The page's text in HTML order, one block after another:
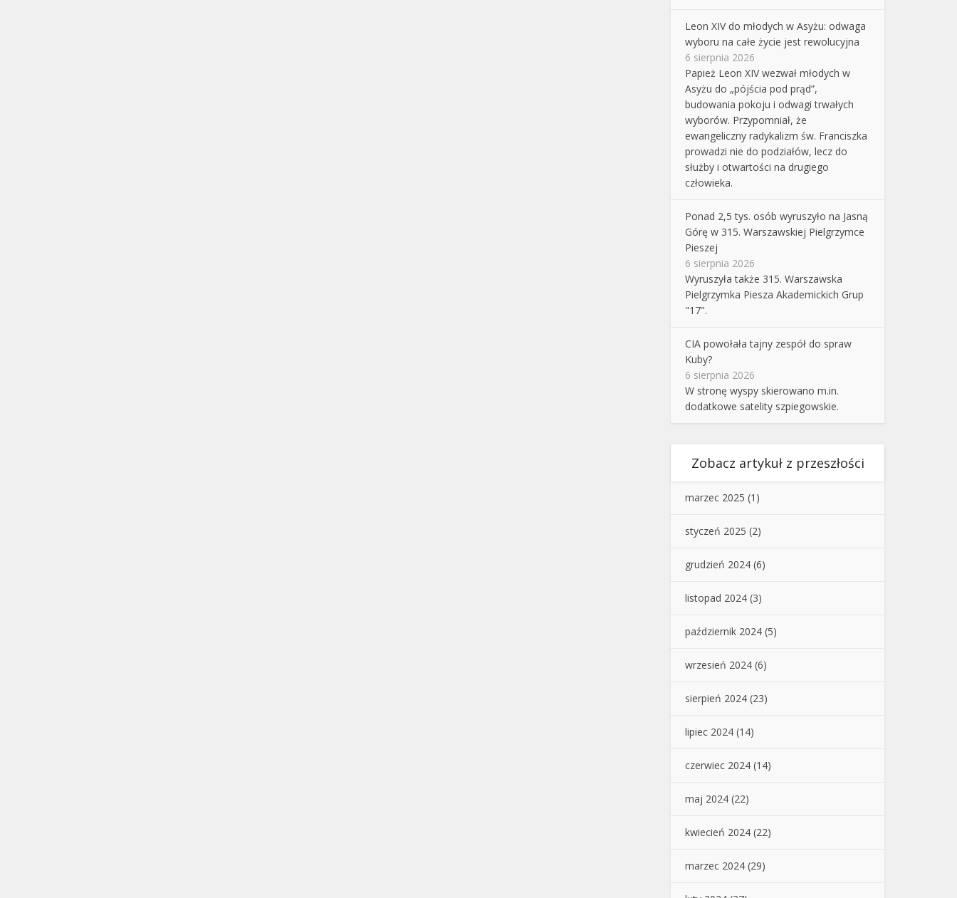
Leon XIV do młodych w Asyżu: odwaga
wyboru na całe życie jest rewolucyjna
6 sierpnia 2026
Papież Leon XIV wezwał młodych w
Asyżu do „pójścia pod prąd”,
budowania pokoju i odwagi trwałych
wyborów. Przypomniał, że
ewangeliczny radykalizm św. Franciszka
prowadzi nie do podziałów, lecz do
służby i otwartości na drugiego
człowieka.
Ponad 2,5 tys. osób wyruszyło na Jasną
Górę w 315. Warszawskiej Pielgrzymce
Pieszej
6 sierpnia 2026
Wyruszyła także 315. Warszawska
Pielgrzymka Piesza Akademickich Grup
"17".
CIA powołała tajny zespół do spraw
Kuby?
6 sierpnia 2026
W stronę wyspy skierowano m.in.
dodatkowe satelity szpiegowskie.
Zobacz artykuł z przeszłości
marzec 2025 (1)
styczeń 2025 (2)
grudzień 2024 (6)
listopad 2024 (3)
październik 2024 (5)
wrzesień 2024 (6)
sierpień 2024 (23)
lipiec 2024 (14)
czerwiec 2024 (14)
maj 2024 (22)
kwiecień 2024 (22)
marzec 2024 (29)